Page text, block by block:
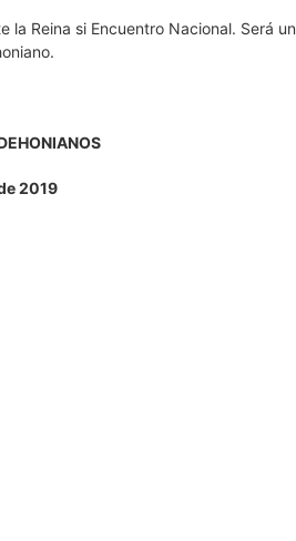
la Reina si Encuentro Nacional. Será un
2019